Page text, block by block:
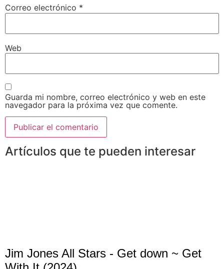
Correo electrónico *
Web
Guarda mi nombre, correo electrónico y web en este
navegador para la próxima vez que comente.
Artículos que te pueden interesar
Jim Jones All Stars - Get down ~ Get